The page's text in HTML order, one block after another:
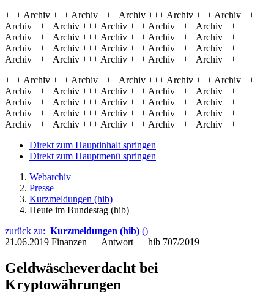
+++ Archiv +++ Archiv +++ Archiv +++ Archiv +++ Archiv +++
Archiv +++ Archiv +++ Archiv +++ Archiv +++ Archiv +++
Archiv +++ Archiv +++ Archiv +++ Archiv +++ Archiv +++
Archiv +++ Archiv +++ Archiv +++ Archiv +++ Archiv +++
Archiv +++ Archiv +++ Archiv +++ Archiv +++ Archiv +++
+++ Archiv +++ Archiv +++ Archiv +++ Archiv +++ Archiv +++
Archiv +++ Archiv +++ Archiv +++ Archiv +++ Archiv +++
Archiv +++ Archiv +++ Archiv +++ Archiv +++ Archiv +++
Archiv +++ Archiv +++ Archiv +++ Archiv +++ Archiv +++
Archiv +++ Archiv +++ Archiv +++ Archiv +++ Archiv +++
Direkt zum Hauptinhalt springen
Direkt zum Hauptmenü springen
Webarchiv
Presse
Kurzmeldungen (hib)
Heute im Bundestag (hib)
zurück zu: Kurzmeldungen (hib) ()
21.06.2019 Finanzen — Antwort — hib 707/2019
Geldwäscheverdacht bei
Kryptowährungen